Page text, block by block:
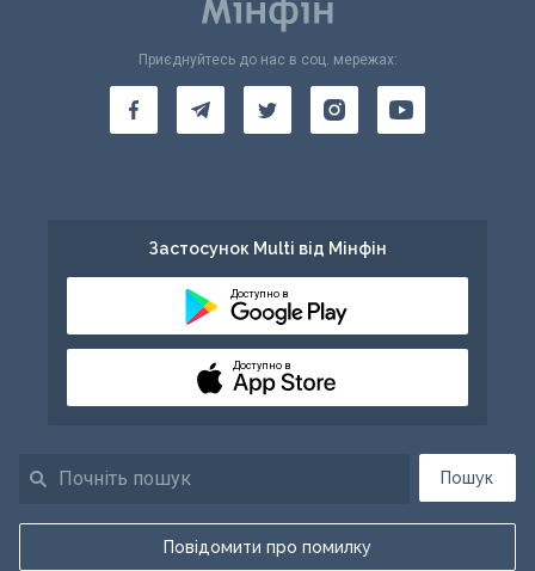
Пошук
Повідомити про помилку
Приєднуйтесь до нас в соц. мережах:
Застосунок Multi від Мінфін
Доступно в
Доступно в